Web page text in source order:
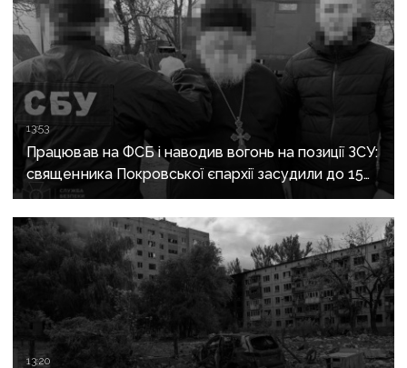
13:53
Працював на ФСБ і наводив вогонь на позиції ЗСУ:
священника Покровської єпархії засудили до 15
років
13:20